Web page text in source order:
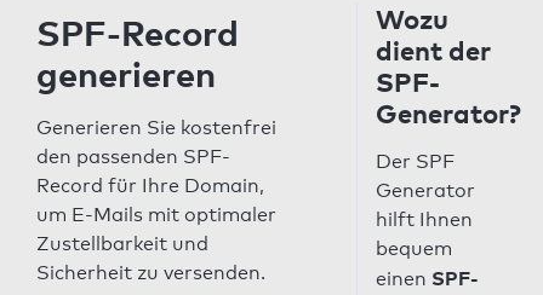
SPF-Record
generieren
Generieren Sie kostenfrei
den passenden SPF-
Record für Ihre Domain,
um E-Mails mit optimaler
Zustellbarkeit und
Sicherheit zu versenden.
Wozu
dient der
SPF-
Generator?
Der SPF
Generator
hilft Ihnen
bequem
einen SPF-